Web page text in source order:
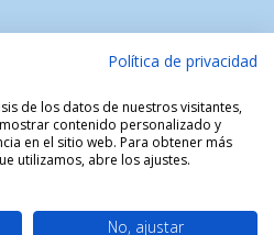
de artículos religiosos del Santuario
Objetos sagrados
Política de privacidad
de los datos de nuestros visitantes,
contenido personalizado y
en el sitio web. Para obtener más
utilizamos, abre los ajustes.
No, ajustar